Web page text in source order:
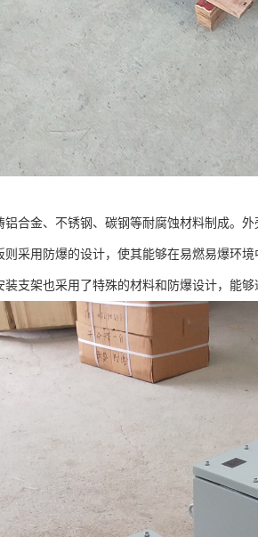
铝合金、不锈钢、碳钢等耐腐蚀材料制成。
则采用防爆的设计，使其能够在易燃易爆环
支架也采用了特殊的材料和防爆设计，能够